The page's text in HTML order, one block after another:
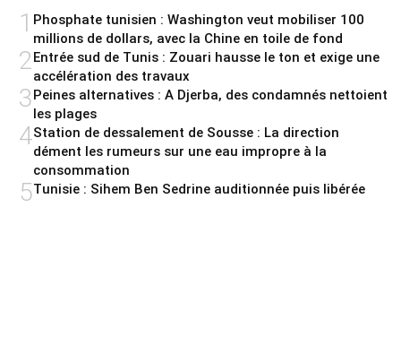
1 Phosphate tunisien : Washington veut mobiliser 100
millions de dollars, avec la Chine en toile de fond
2 Entrée sud de Tunis : Zouari hausse le ton et exige une
accélération des travaux
3Peines alternatives : A Djerba, des condamnés nettoient
les plages
4Station de dessalement de Sousse : La direction
dément les rumeurs sur une eau impropre à la
consommation
5Tunisie : Sihem Ben Sedrine auditionnée puis libérée